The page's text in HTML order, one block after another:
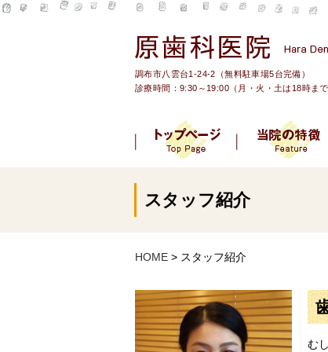
調布市八雲台1-24-2（無料駐車場5台完備）
診療時間：9:30～19:00（月・火・土は18時ま
スタッフ紹介
HOME> スタッフ紹介
む